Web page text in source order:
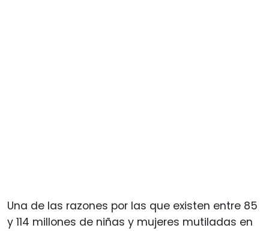
Una de las razones por las que existen entre 85
y 114 millones de niñas y mujeres mutiladas en